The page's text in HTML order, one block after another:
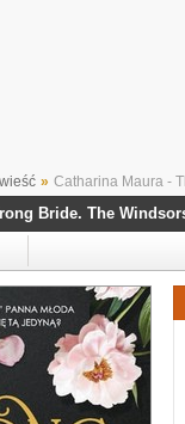
» Catharina Maura -
Bride. The